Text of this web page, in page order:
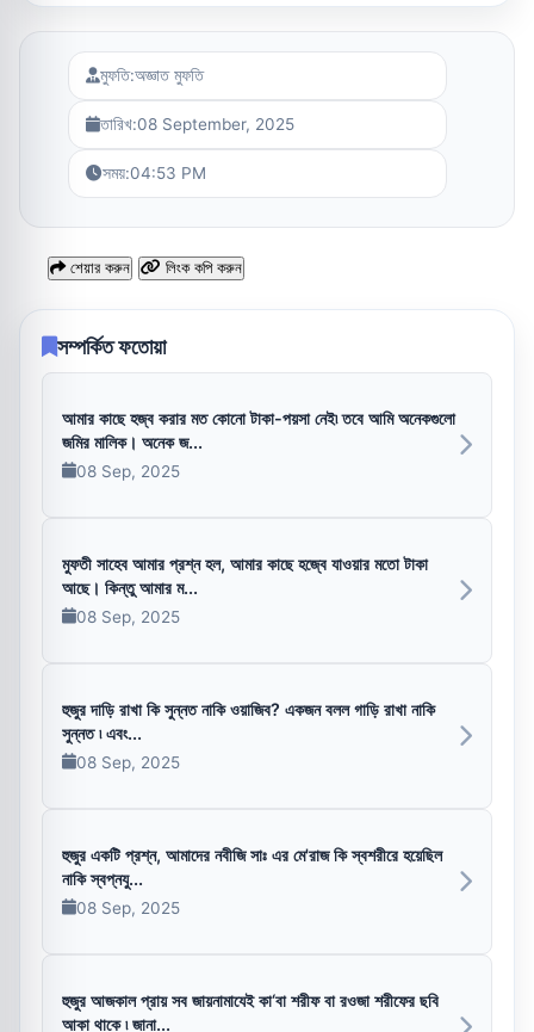
মুফতি:অজ্ঞাত মুফতি
তারিখ:08 September, 2025
সময়:04:53 PM
শেয়ার করুন লিংক কপি করুন
সম্পর্কিত ফতোয়া
আমার কাছে হজ্ব করার মত কোনো টাকা-পয়সা নেই৷ তবে আমি অনেকগুলো
জমির মালিক। অনেক জ...
08 Sep, 2025
মুফতী সাহেব আমার প্রশ্ন হল, আমার কাছে হজ্বে যাওয়ার মতো টাকা
আছে। কিন্তু আমার ম...
08 Sep, 2025
হুজুর দাড়ি রাখা কি সুন্নত নাকি ওয়াজিব? একজন বলল গাড়ি রাখা নাকি
সুন্নত ৷ এবং...
08 Sep, 2025
হুজুর একটি প্রশ্ন, আমাদের নবীজি সাঃ এর মে'রাজ কি স্বশরীরে হয়েছিল
নাকি স্বপ্নযু...
08 Sep, 2025
হুজুর আজকাল প্রায় সব জায়নামাযেই কা‘বা শরীফ বা রওজা শরীফের ছবি
আকা থাকে ৷ জানা...